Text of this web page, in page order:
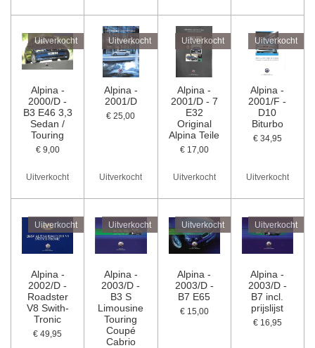
Uitverkocht
Alpina -
2000/D -
B3 E46 3,3
Sedan /
Touring
€ 9,00
Uitverkocht
Uitverkocht
Alpina -
2001/D
€ 25,00
Uitverkocht
Uitverkocht
Alpina -
2001/D - 7
E32
Original
Alpina Teile
€ 17,00
Uitverkocht
Uitverkocht
Alpina -
2001/F -
D10
Biturbo
€ 34,95
Uitverkocht
Uitverkocht
Alpina -
2002/D -
Roadster
V8 Swith-
Tronic
€ 49,95
Uitverkocht
Alpina -
2003/D -
B3 S
Limousine
Touring
Coupé
Cabrio
Uitverkocht
Alpina -
2003/D -
B7 E65
€ 15,00
Uitverkocht
Alpina -
2003/D -
B7 incl.
prijslijst
€ 16,95